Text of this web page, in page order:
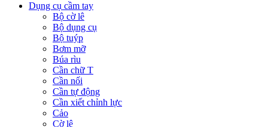
Dụng cụ cầm tay
Bộ cờ lê
Bộ dụng cụ
Bộ tuýp
Bơm mỡ
Búa rìu
Cần chữ T
Cần nối
Cần tự động
Cần xiết chỉnh lực
Cảo
Cờ lê